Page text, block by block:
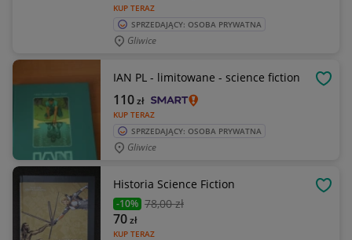
KUP TERAZ
SPRZEDAJĄCY: OSOBA PRYWATNA
Gliwice
IAN PL - limitowane - science fiction
KUP TERAZ
110zł
SPRZEDAJĄCY: OSOBA PRYWATNA
Gliwice
Historia Science Fiction
-10% 78,00 zł
KUP TERAZ
70zł